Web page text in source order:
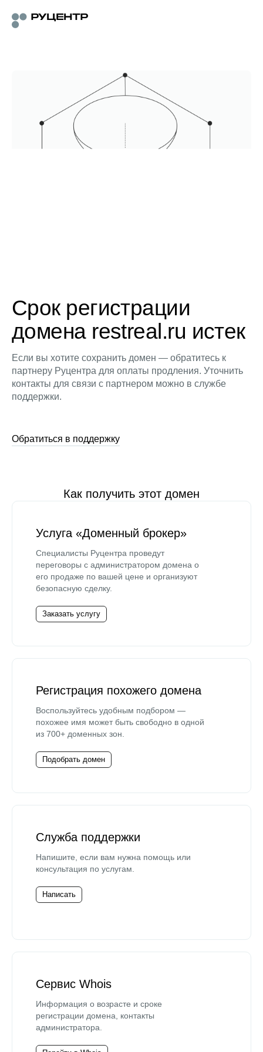
Срок регистрации
домена restreal.ru истек
Если вы хотите сохранить домен — обратитесь к
партнеру Руцентра для оплаты продления. Уточнить
контакты для связи с партнером можно в службе
поддержки.
Обратиться в поддержку
Как получить этот домен
Услуга «Доменный брокер»
Специалисты Руцентра проведут
переговоры с администратором домена о
его продаже по вашей цене и организуют
безопасную сделку.
Заказать услугу
Регистрация похожего домена
Воспользуйтесь удобным подбором —
похожее имя может быть свободно в одной
из 700+ доменных зон.
Подобрать домен
Служба поддержки
Напишите, если вам нужна помощь или
консультация по услугам.
Написать
Сервис Whois
Информация о возрасте и сроке
регистрации домена, контакты
администратора.